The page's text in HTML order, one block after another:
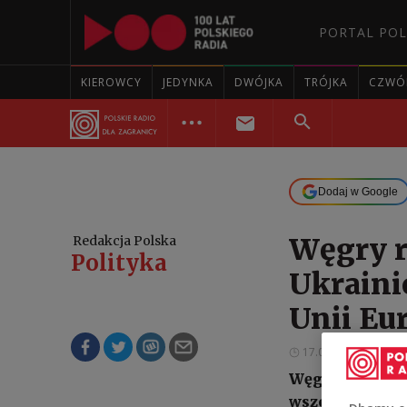
PORTAL
KIEROWCY JEDYNKA DWÓJKA TRÓJKA
Dodaj w Google
Redakcja Polska
Polityka
Węgry
Unii
17.03.2024 17:58
Węgry rzucają
wszelkimi